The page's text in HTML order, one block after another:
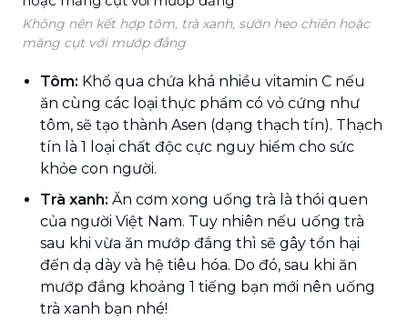
Không nên kết hợp tôm, trà xanh, sườn heo chiên hoặc
măng cụt với mướp đắng
Tôm: Khổ qua chứa khá nhiều vitamin C nếu
ăn cùng các loại thực phẩm có vỏ cứng như
tôm, sẽ tạo thành Asen (dạng thạch tín). Thạch
tín là 1 loại chất độc cực nguy hiểm cho sức
khỏe con người.
Trà xanh: Ăn cơm xong uống trà là thói quen
của người Việt Nam. Tuy nhiên nếu uống trà
sau khi vừa ăn mướp đắng thì sẽ gây tổn hại
đến dạ dày và hệ tiêu hóa. Do đó, sau khi ăn
mướp đắng khoảng 1 tiếng bạn mới nên uống
trà xanh bạn nhé!